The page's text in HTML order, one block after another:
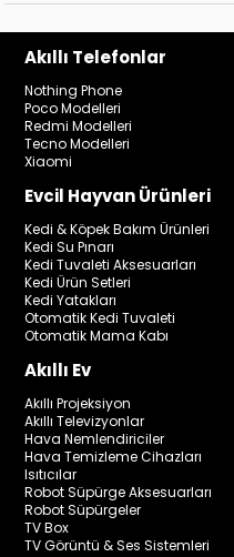
Akıllı Telefonlar
Nothing Phone
Poco Modelleri
Redmi Modelleri
Tecno Modelleri
Xiaomi
Evcil Hayvan Ürünleri
Kedi & Köpek Bakım Ürünleri
Kedi Su Pınarı
Kedi Tuvaleti Aksesuarları
Kedi Ürün Setleri
Kedi Yatakları
Otomatik Kedi Tuvaleti
Otomatik Mama Kabı
Akıllı Ev
Akıllı Projeksiyon
Akıllı Televizyonlar
Hava Nemlendiriciler
Hava Temizleme Cihazları
Isıtıcılar
Robot Süpürge Aksesuarları
Robot Süpürgeler
TV Box
TV Görüntü & Ses Sistemleri